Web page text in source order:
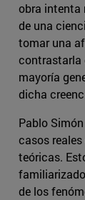
obra intenta
de una
tomar una
contrastarla
mayoría
dicha
Pablo
casos
teóricas.
de los